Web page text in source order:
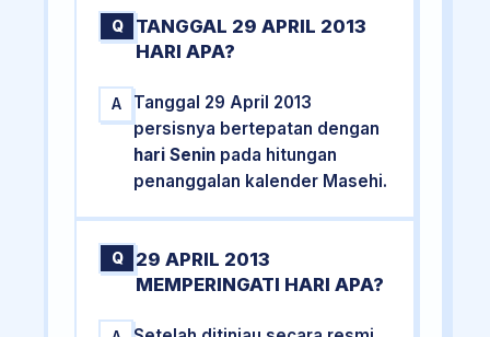
Q
TANGGAL 29 APRIL 2013
HARI APA?
A
Tanggal 29 April 2013
persisnya bertepatan dengan
hari Senin pada hitungan
penanggalan kalender Masehi.
Q
29 APRIL 2013
MEMPERINGATI HARI APA?